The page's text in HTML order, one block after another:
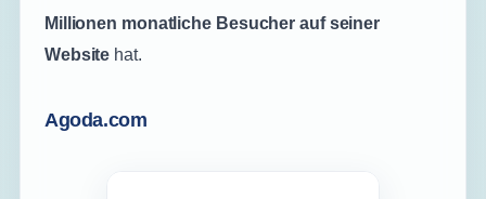
Millionen monatliche Besucher auf seiner
Website hat.
Agoda.com